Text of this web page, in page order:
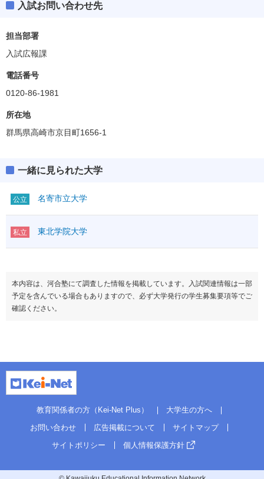
入試お問い合わせ先
担当部署
入試広報課
電話番号
0120-86-1981
所在地
群馬県高崎市京目町1656-1
一緒に見られた大学
公立 名寄市立大学
私立 東北学院大学
本内容は、河合塾にて調査した情報を掲載しています。入試関連情報は一部
予定を含んでいる場合もありますので、必ず大学発行の学生募集要項等でご
確認ください。
教育関係者の方（Kei-Net Plus）
大学生の方へ
お問い合わせ
広告掲載について
サイトマップ
サイトポリシー
個人情報保護方針